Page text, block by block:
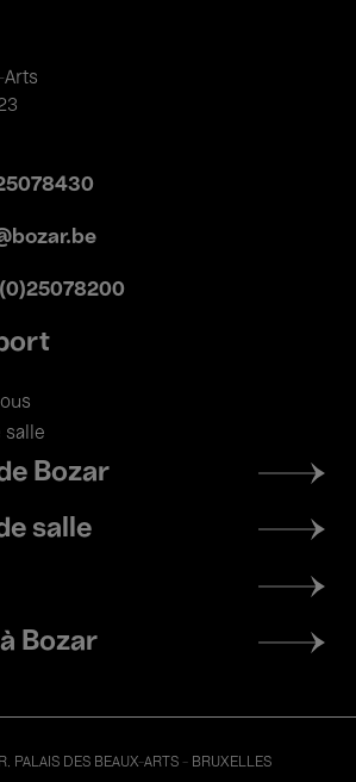
Arts
salle
Bozar
salle
Bozar
PALAIS DES BEAUX-ARTS - BRUXELLES